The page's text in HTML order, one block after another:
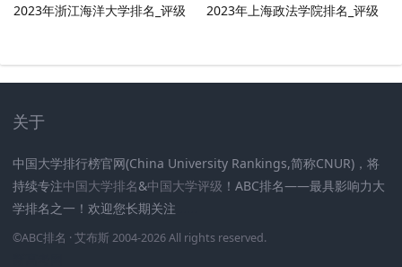
2023年浙江海洋大学排名_评级 2023年上海政法学院排名_评级
关于
中国大学排行榜官网(China University Rankings,简称CNUR)，将
持续专注中国大学排名&中国大学评级 ！ABC排名——最具影响力大
学排名之一！欢迎您长期关注
©ABC排名 · 艾布斯 2004-2026 All rights reserved.